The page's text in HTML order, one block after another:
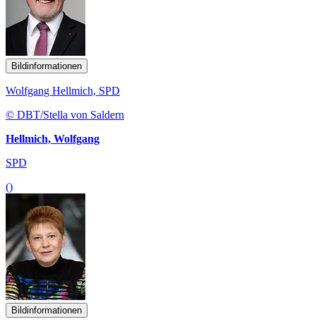
Bildinformationen
Wolfgang Hellmich, SPD
© DBT/Stella von Saldern
Hellmich, Wolfgang
SPD
()
Bildinformationen